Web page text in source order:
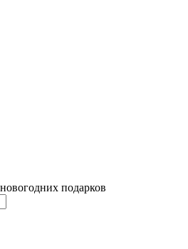
подарков